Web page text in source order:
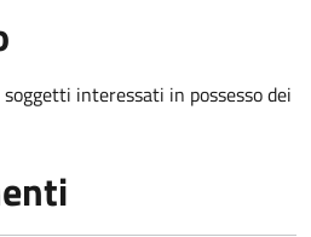
interessati in possesso dei